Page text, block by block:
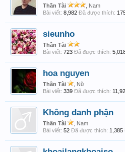
Thần Tài
, Nam
Bài viết: 8,982 Đã được thích:
sieunho
Thần Tài
Bài viết: 723 Đã được thích:
hoa nguyen
Thần Tài
, Nữ
Bài viết: 339 Đã được thích:
Không danh phận
Thần Tài
, Nam
Bài viết: 52 Đã được thích: 1,385